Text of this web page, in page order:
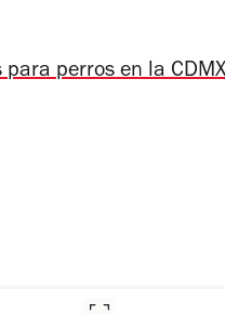
para perros en la CDMX